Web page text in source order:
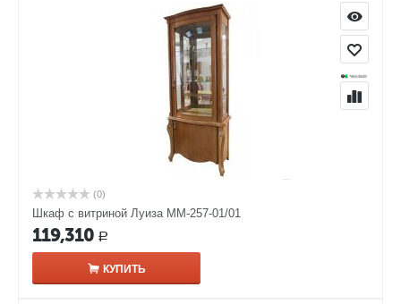
(0)
Шкаф с витриной Луиза ММ-257-01/01
119,310 Р
КУПИТЬ